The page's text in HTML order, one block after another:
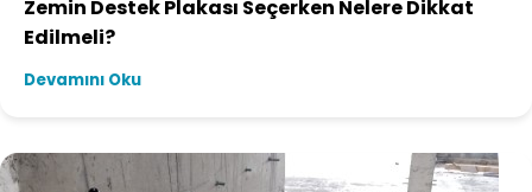
Zemin Destek Plakası Seçerken Nelere Dikkat
Edilmeli?
Devamını Oku